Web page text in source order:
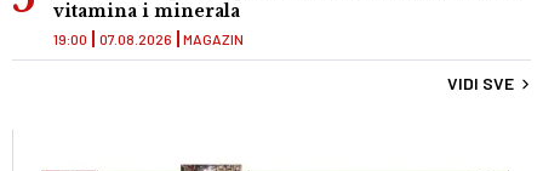
vitamina i minerala
MAGAZIN
19:00 07.08.2026
VIDI SVE